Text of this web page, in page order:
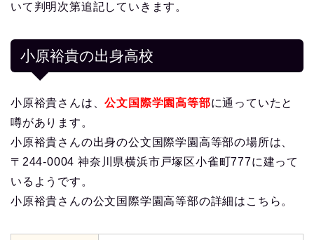
いて判明次第追記していきます。
小原裕貴の出身高校
小原裕貴さんは、公文国際学園高等部に通っていたと
噂があります。
小原裕貴さんの出身の公文国際学園高等部の場所は、
〒244-0004 神奈川県横浜市戸塚区小雀町777に建って
いるようです。
小原裕貴さんの公文国際学園高等部の詳細はこちら。